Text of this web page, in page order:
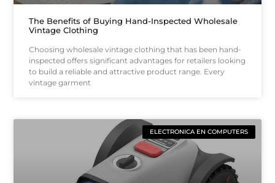
The Benefits of Buying Hand-Inspected Wholesale
Vintage Clothing
Choosing wholesale vintage clothing that has been hand-
inspected offers significant advantages for retailers looking
to build a reliable and attractive product range. Every
vintage garment
ELECTRONICA EN COMPUTERS